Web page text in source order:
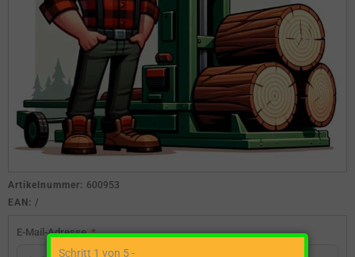
Artikelnummer: 600953
EAN: /
E-Mail-Adresse
Schritt 1 von 5 -